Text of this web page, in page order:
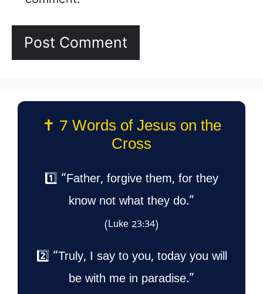
✝️ 7 Words of Jesus on the
Cross
1️⃣ “Father, forgive them, for they
know not what they do.”
(Luke 23:34)
2️⃣ “Truly, I say to you, today you will
be with me in paradise.”